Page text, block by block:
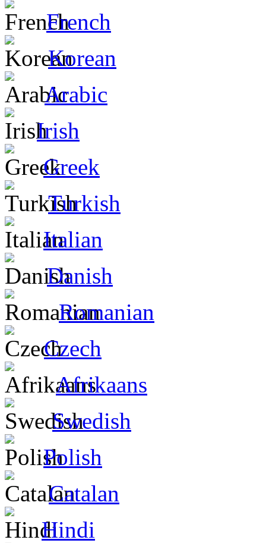
French
Korean
Arabic
Irish
Greek
Turkish
Italian
Danish
Romanian
Czech
Afrikaans
Swedish
Polish
Catalan
Hindi